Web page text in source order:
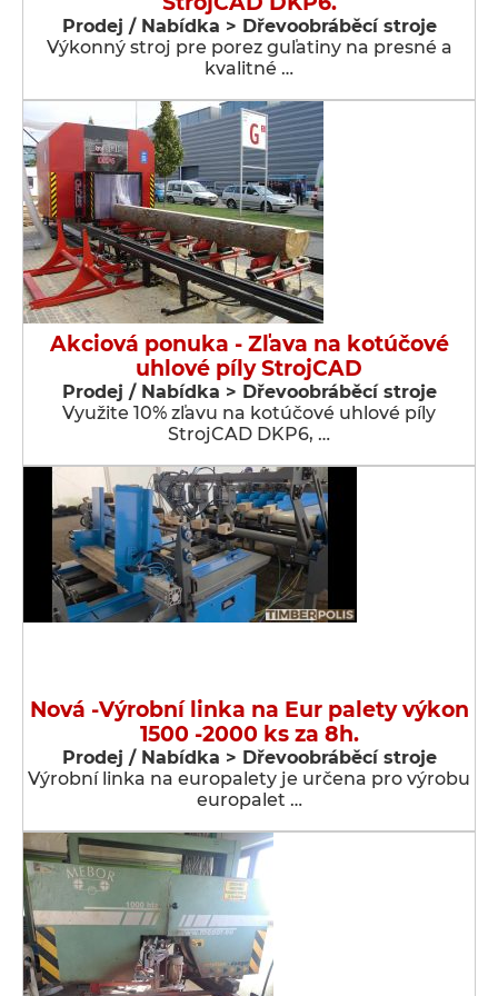
Prodej / Nabídka > Dřevoobráběcí stroje
Výkonný stroj pre porez guľatiny na presné a
kvalitné …
Akciová ponuka - Zľava na kotúčové
uhlové píly StrojCAD
Prodej / Nabídka > Dřevoobráběcí stroje
Využite 10% zľavu na kotúčové uhlové píly
StrojCAD DKP6, …
Nová -Výrobní linka na Eur palety výkon
1500 -2000 ks za 8h.
Prodej / Nabídka > Dřevoobráběcí stroje
Výrobní linka na europalety je určena pro výrobu
europalet …